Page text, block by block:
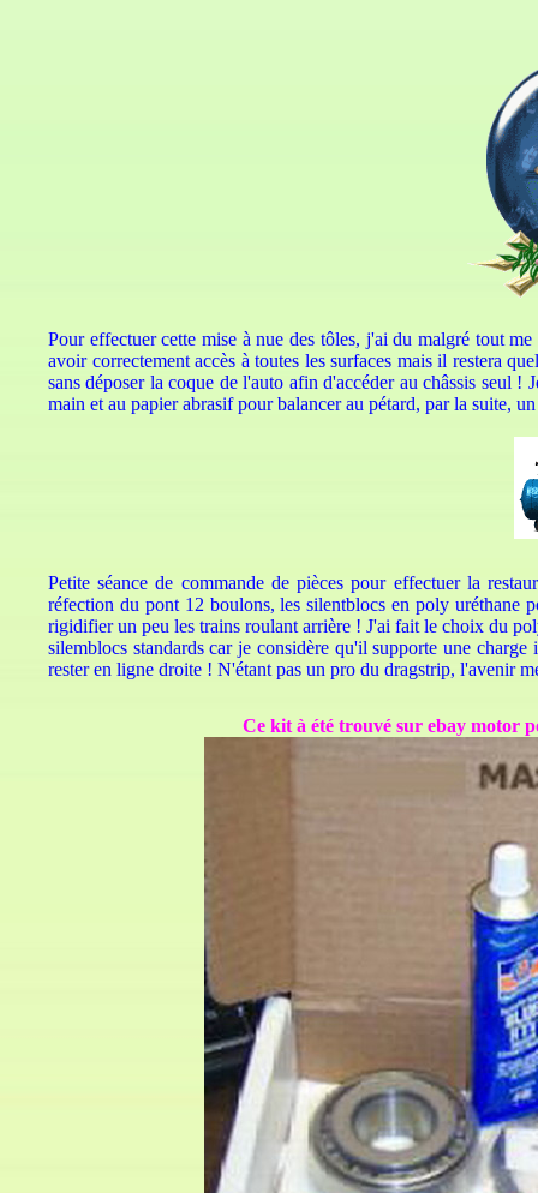
Pour effectuer cette mise à nue des tôles, j'ai du malgré tout
avoir correctement accès à toutes les surfaces mais il restera
sans déposer la coque de l'auto afin d'accéder au châssis seul !
main et au papier abrasif pour balancer au pétard, par la suite,
Petite séance de commande de pièces pour effectuer la
réfection du pont 12 boulons, les silentblocs en poly uréthane
rigidifier un peu les trains roulant arrière ! J'ai fait le choix du
silemblocs standards car je considère qu'il supporte une
rester en ligne droite ! N'étant pas un pro du dragstrip, l'avenir
Ce kit à été trouvé sur ebay motor